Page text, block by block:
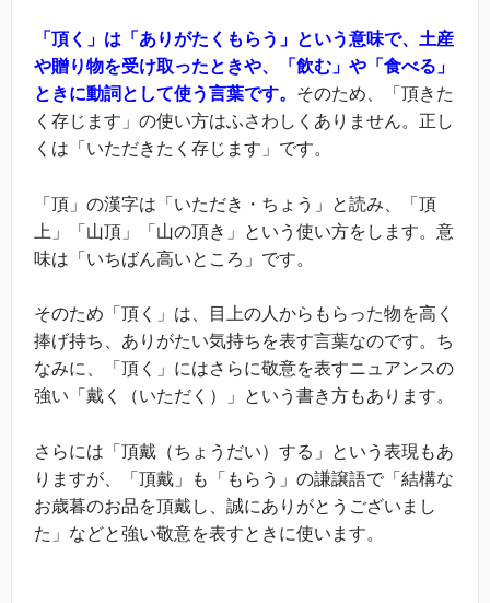
「頂く」は「ありがたくもらう」という意味で、土産
や贈り物を受け取ったときや、「飲む」や「食べる」
ときに動詞として使う言葉です。 そのため、「頂きた
く存じます」の使い方はふさわしくありません。正し
くは「いただきたく存じます」です。
「頂」の漢字は「いただき・ちょう」と読み、「頂
上」「山頂」「山の頂き」という使い方をします。意
味は「いちばん高いところ」です。
そのため「頂く」は、目上の人からもらった物を高く
捧げ持ち、ありがたい気持ちを表す言葉なのです。ち
なみに、「頂く」にはさらに敬意を表すニュアンスの
強い「戴く（いただく）」という書き方もあります。
さらには「頂戴（ちょうだい）する」という表現もあ
りますが、「頂戴」も「もらう」の謙譲語で「結構な
お歳暮のお品を頂戴し、誠にありがとうございまし
た」などと強い敬意を表すときに使います。